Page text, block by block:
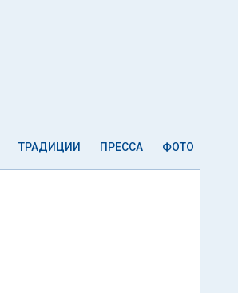
ТРАДИЦИИ ПРЕССА ФОТО